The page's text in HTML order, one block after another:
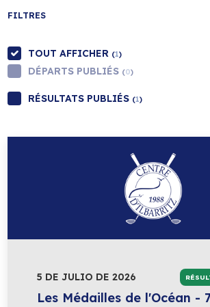
FILTRES
TOUT AFFICHER (1)
DÉPARTS PUBLIÉS (0)
RÉSULTATS PUBLIÉS (1)
5 DE JULIO DE 2026
Les Médailles de l'Océan -